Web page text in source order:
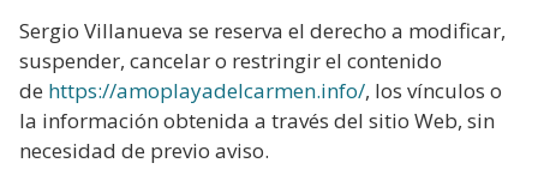
Sergio Villanueva se reserva el derecho a modificar,
suspender, cancelar o restringir el contenido
de https://amoplayadelcarmen.info/, los vínculos o
la información obtenida a través del sitio Web, sin
necesidad de previo aviso.